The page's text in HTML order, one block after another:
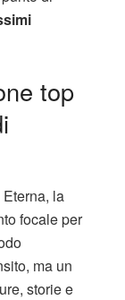
top
la
focale per
ma un
storie e